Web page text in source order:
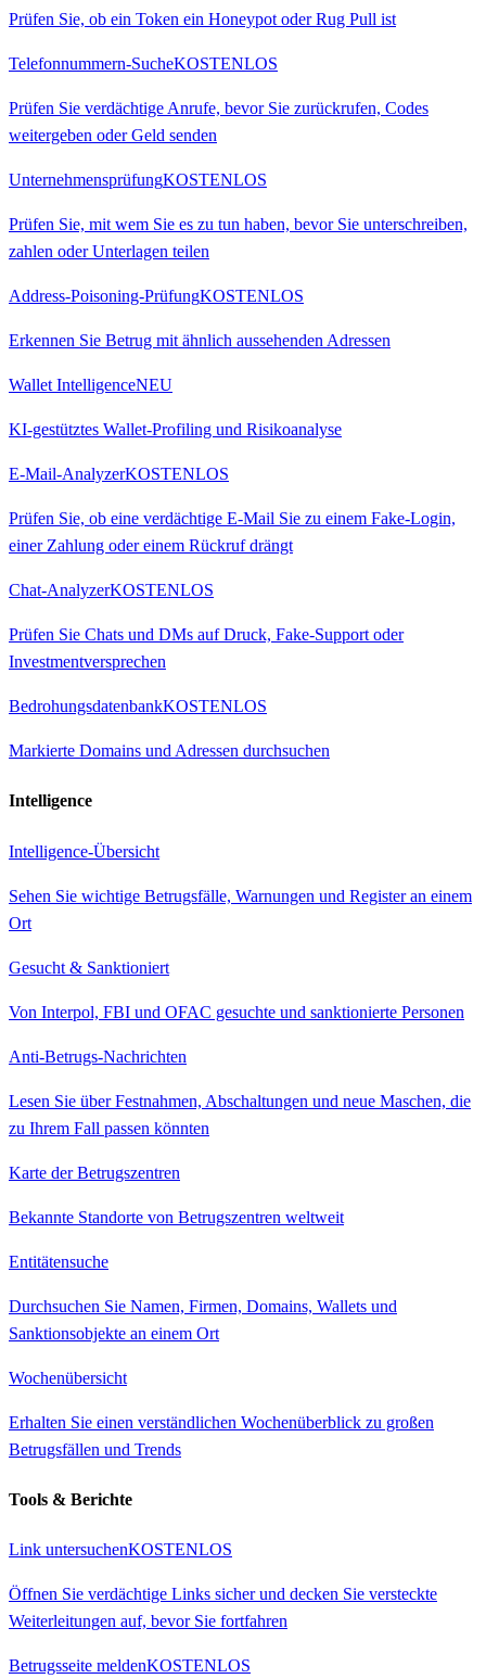
Prüfen Sie, ob ein Token ein Honeypot oder Rug Pull ist
Telefonnummern-SucheKOSTENLOS
Prüfen Sie verdächtige Anrufe, bevor Sie zurückrufen, Codes
weitergeben oder Geld senden
UnternehmensprüfungKOSTENLOS
Prüfen Sie, mit wem Sie es zu tun haben, bevor Sie unterschreiben,
zahlen oder Unterlagen teilen
Address-Poisoning-PrüfungKOSTENLOS
Erkennen Sie Betrug mit ähnlich aussehenden Adressen
Wallet IntelligenceNEU
KI-gestütztes Wallet-Profiling und Risikoanalyse
E-Mail-AnalyzerKOSTENLOS
Prüfen Sie, ob eine verdächtige E-Mail Sie zu einem Fake-Login,
einer Zahlung oder einem Rückruf drängt
Chat-AnalyzerKOSTENLOS
Prüfen Sie Chats und DMs auf Druck, Fake-Support oder
Investmentversprechen
BedrohungsdatenbankKOSTENLOS
Markierte Domains und Adressen durchsuchen
Intelligence
Intelligence-Übersicht
Sehen Sie wichtige Betrugsfälle, Warnungen und Register an einem
Ort
Gesucht & Sanktioniert
Von Interpol, FBI und OFAC gesuchte und sanktionierte Personen
Anti-Betrugs-Nachrichten
Lesen Sie über Festnahmen, Abschaltungen und neue Maschen, die
zu Ihrem Fall passen könnten
Karte der Betrugszentren
Bekannte Standorte von Betrugszentren weltweit
Entitätensuche
Durchsuchen Sie Namen, Firmen, Domains, Wallets und
Sanktionsobjekte an einem Ort
Wochenübersicht
Erhalten Sie einen verständlichen Wochenüberblick zu großen
Betrugsfällen und Trends
Tools & Berichte
Link untersuchenKOSTENLOS
Öffnen Sie verdächtige Links sicher und decken Sie versteckte
Weiterleitungen auf, bevor Sie fortfahren
Betrugsseite meldenKOSTENLOS